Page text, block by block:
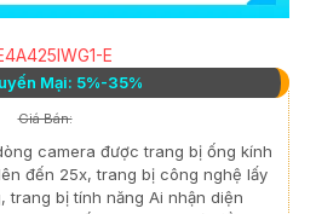
E
Mại: 5%-35%
Giá Bán:
camera được trang bị ống kính
đến 25x, trang bị công nghệ lấy
trang bị tính năng Ai nhận diện